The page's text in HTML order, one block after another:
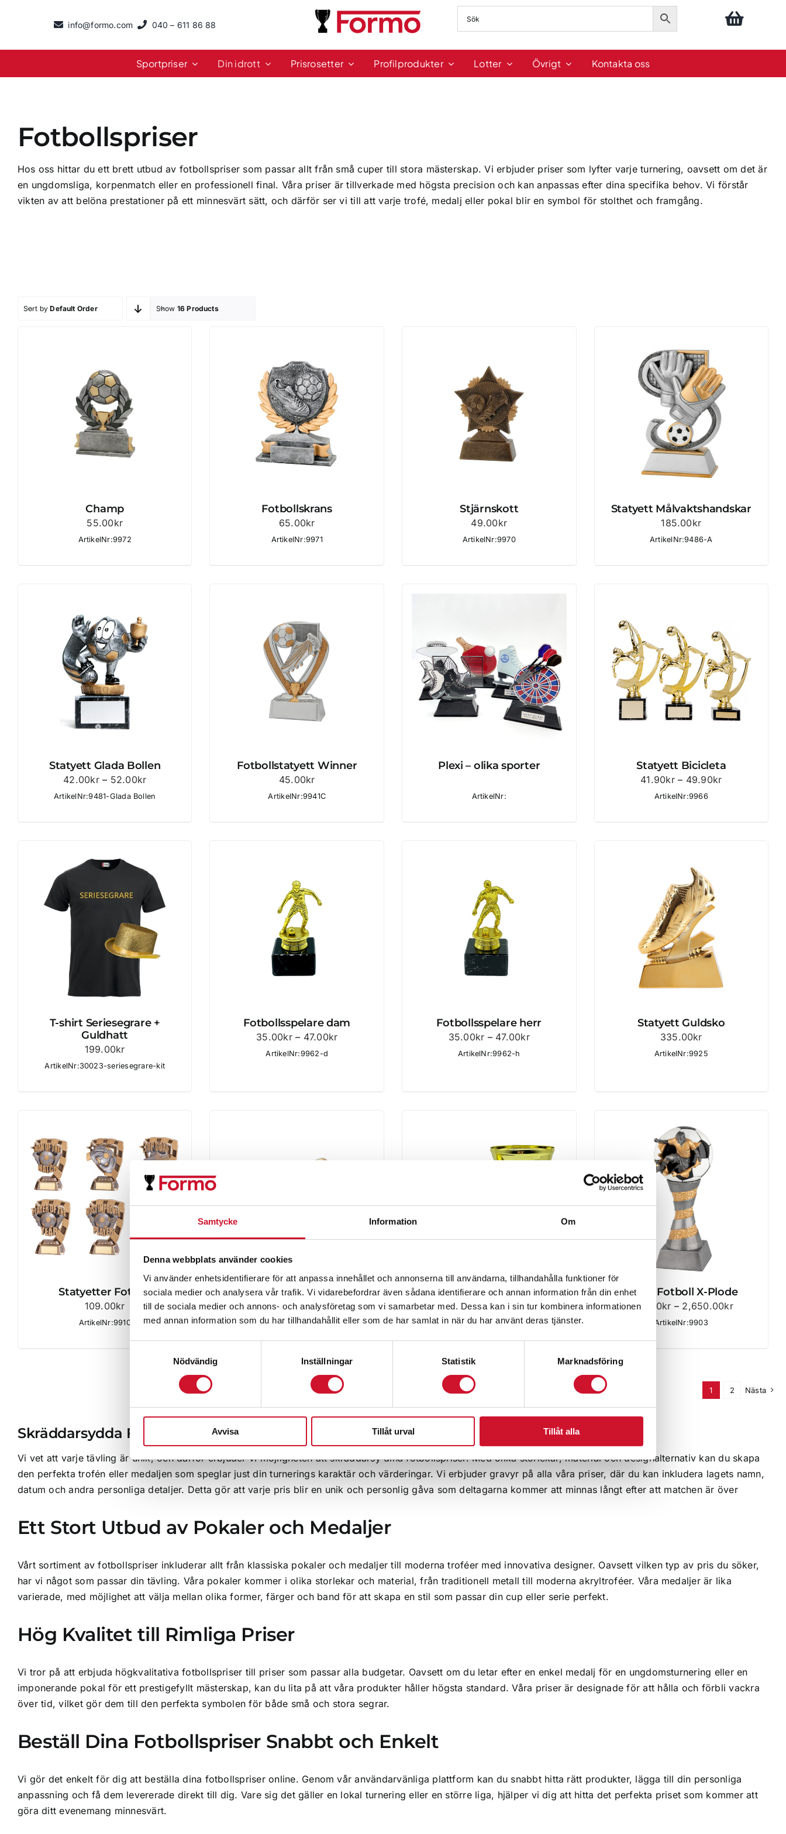
Samtycke Information Om
Denna webbplats använder cookies
Vi använder enhetsidentifierare för att anpassa innehållet och annonserna till användarna, tillhandahålla funktioner för
sociala medier och analysera vår trafik. Vi vidarebefordrar även sådana identifierare och annan information från din enhet
till de sociala medier och annons- och analysföretag som vi samarbetar med. Dessa kan i sin tur kombinera informationen
med annan information som du har tillhandahållit eller som de har samlat in när du har använt deras tjänster.
Nödvändig
Inställningar Statistik Marknadsföring
Avvisa Tillåt urval Tillåt alla
info@formo.com 040 – 611 86 88
Sportpriser Din idrott Prisrosetter Profilprodukter Lotter Övrigt Kontakta oss
Fotbollspriser
Hos oss hittar du ett brett utbud av fotbollspriser som passar allt från små cuper till stora mästerskap. Vi erbjuder priser som lyfter varje turnering, oavsett om det är
en ungdomsliga, korpenmatch eller en professionell final. Våra priser är tillverkade med högsta precision och kan anpassas efter dina specifika behov. Vi förstår
vikten av att belöna prestationer på ett minnesvärt sätt, och därför ser vi till att varje trofé, medalj eller pokal blir en symbol för stolthet och framgång.
Sort byDefault Order Show 16 Products
Champ
55.00kr
ArtikelNr:9972
Fotbollskrans
65.00kr
ArtikelNr:9971
Stjärnskott
49.00kr
ArtikelNr:9970
Statyett Målvaktshandskar
185.00kr
ArtikelNr:9486-A
Statyett Glada Bollen
42.00kr – 52.00krPrisintervall:
42.00kr
ArtikelNr:9481-Glada Bollen
Fotbollstatyett Winner
45.00kr
ArtikelNr:9941C
Plexi – olika sporter
ArtikelNr:
Statyett Bicicleta
41.90kr – 49.90krPrisintervall:
ArtikelNr:9966
T-shirt Seriesegrare +
Guldhatt
199.00kr
ArtikelNr:30023-seriesegrare-kit
Fotbollsspelare dam
35.00kr – 47.00krPrisintervall:
ArtikelNr:9962-d
Fotbollsspelare herr
35.00kr – 47.00krPrisintervall:
ArtikelNr:9962-h
Statyett Guldsko
335.00kr
ArtikelNr:9925
Statyetter Fotboll
109.00kr
ArtikelNr:9910
Statyett Guldsko Lyx
789.00kr
ArtikelNr:9925B
Premio Fotboll
199.00kr
ArtikelNr:1075-fotboll
Pokal Fotboll X-Plode
330.00kr – 2,650.00kr
ArtikelNr:9903
1 2 Nästa
Skräddarsydda Fotbollspriser för Din Turnering
Vi vet att varje tävling är unik, och därför erbjuder vi möjligheten att skräddarsy dina fotbollspriser. Med olika storlekar, material och designalternativ kan du skapa
den perfekta trofén eller medaljen som speglar just din turnerings karaktär och värderingar. Vi erbjuder gravyr på alla våra priser, där du kan inkludera lagets namn,
datum och andra personliga detaljer. Detta gör att varje pris blir en unik och personlig gåva som deltagarna kommer att minnas långt efter att matchen är över
Ett Stort Utbud av Pokaler och Medaljer
Vårt sortiment av fotbollspriser inkluderar allt från klassiska pokaler och medaljer till moderna troféer med innovativa designer. Oavsett vilken typ av pris du söker,
har vi något som passar din tävling. Våra pokaler kommer i olika storlekar och material, från traditionell metall till moderna akryltroféer. Våra medaljer är lika
varierade, med möjlighet att välja mellan olika former, färger och band för att skapa en stil som passar din cup eller serie perfekt.
Hög Kvalitet till Rimliga Priser
Vi tror på att erbjuda högkvalitativa fotbollspriser till priser som passar alla budgetar. Oavsett om du letar efter en enkel medalj för en ungdomsturnering eller en
imponerande pokal för ett prestigefyllt mästerskap, kan du lita på att våra produkter håller högsta standard. Våra priser är designade för att hålla och förbli vackra
över tid, vilket gör dem till den perfekta symbolen för både små och stora segrar.
Beställ Dina Fotbollspriser Snabbt och Enkelt
Vi gör det enkelt för dig att beställa dina fotbollspriser online. Genom vår användarvänliga plattform kan du snabbt hitta rätt produkter, lägga till din personliga
anpassning och få dem levererade direkt till dig. Vare sig det gäller en lokal turnering eller en större liga, hjälper vi dig att hitta det perfekta priset som kommer att
göra ditt evenemang minnesvärt.